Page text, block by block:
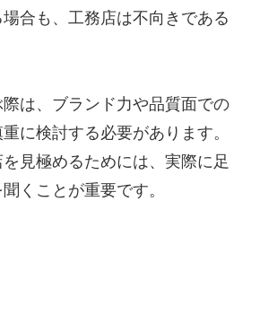
合も、工務店は不向きである
は、ブランド力や品質面での
に検討する必要があります。
見極めるためには、実際に足
くことが重要です。